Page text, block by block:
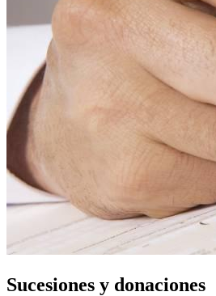
Sucesiones y donaciones